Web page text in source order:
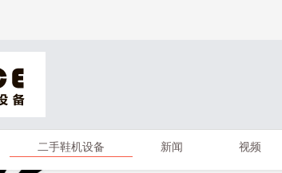
二手鞋机设备 新闻 视频